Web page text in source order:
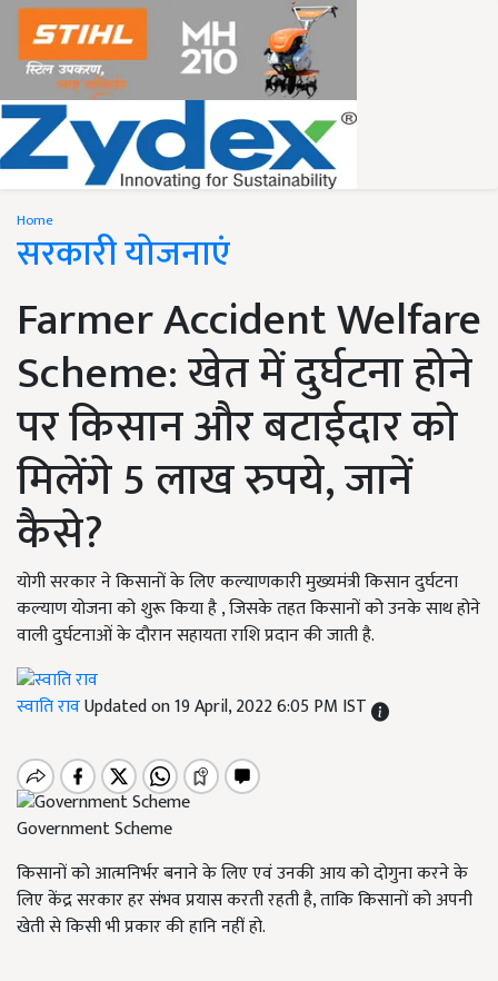
Home
सरकारी योजनाएं
Farmer Accident Welfare
Scheme: खेत में दुर्घटना होने
पर किसान और बटाईदार को
मिलेंगे 5 लाख रुपये, जानें
कैसे?
योगी सरकार ने किसानों के लिए कल्याणकारी मुख्यमंत्री किसान दुर्घटना
कल्याण योजना को शुरू किया है , जिसके तहत किसानों को उनके साथ होने
वाली दुर्घटनाओं के दौरान सहायता राशि प्रदान की जाती है.
स्वाति रावUpdated on 19 April, 2022 6:05 PM IST
Government Scheme
किसानों को आत्मनिर्भर बनाने के लिए एवं उनकी आय को दोगुना करने के
लिए केंद्र सरकार हर संभव प्रयास करती रहती है, ताकि किसानों को अपनी
खेती से किसी भी प्रकार की हानि नहीं हो.